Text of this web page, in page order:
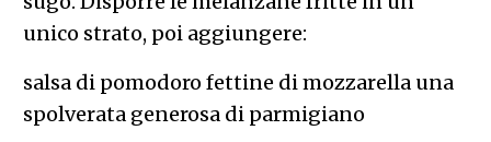
unico strato, poi aggiungere:
salsa di pomodoro fettine di mozzarella una
spolverata generosa di parmigiano